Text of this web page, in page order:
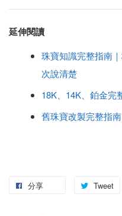
延伸閱讀
珠寶知識完整指南
次說清楚
18K、14K、鉑金完
舊珠寶改製完整指
分享 Tweet